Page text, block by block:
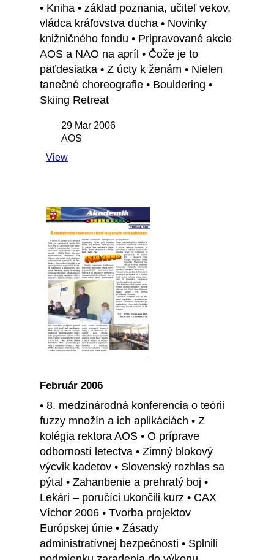
• Kniha • základ poznania, učiteľ vekov,
vládca kráľovstva ducha • Novinky
knižničného fondu • Pripravované akcie
AOS a NAO na apríl • Čože je to
päťdesiatka • Z úcty k ženám • Nielen
tanečné choreografie • Bouldering •
Skiing Retreat
29 Mar 2006
AOS
View
Február 2006
• 8. medzinárodná konferencia o teórii
fuzzy množín a ich aplikáciách • Z
kolégia rektora AOS • O príprave
odborností letectva • Zimný blokový
výcvik kadetov • Slovenský rozhlas sa
pýtal • Zahanbenie a prehratý boj •
Lekári – poručíci ukončili kurz • CAX
Víchor 2006 • Tvorba projektov
Európskej únie • Zásady
administratívnej bezpečnosti • Splnili